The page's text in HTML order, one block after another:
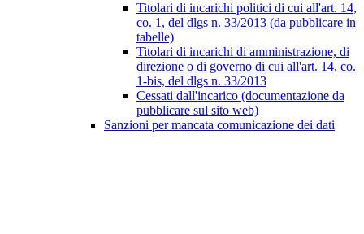
Titolari di incarichi politici di cui all'art. 14,
co. 1, del dlgs n. 33/2013 (da pubblicare in
tabelle)
Titolari di incarichi di amministrazione, di
direzione o di governo di cui all'art. 14, co.
1-bis, del dlgs n. 33/2013
Cessati dall'incarico (documentazione da
pubblicare sul sito web)
Sanzioni per mancata comunicazione dei dati